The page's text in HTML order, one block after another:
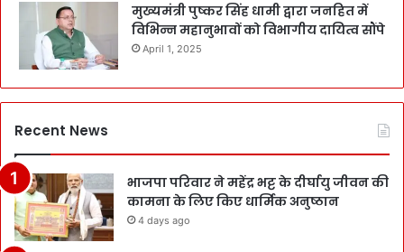
मुख्यमंत्री पुष्कर सिंह धामी द्वारा जनहित में
विभिन्न महानुभावों को विभागीय दायित्व सौंपे
April 1, 2025
Recent News
भाजपा परिवार ने महेंद्र भट्ट के दीर्घायु जीवन की
कामना के लिए किए धार्मिक अनुष्ठान
4 days ago